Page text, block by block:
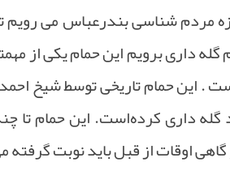
مردم شناسی بندرعباس می رویم
گله داری برویم این حمام یکی از
. این حمام تاریخی توسط شیخ
داری کرده‌است. این حمام تا
اوقات از قبل باید نوبت